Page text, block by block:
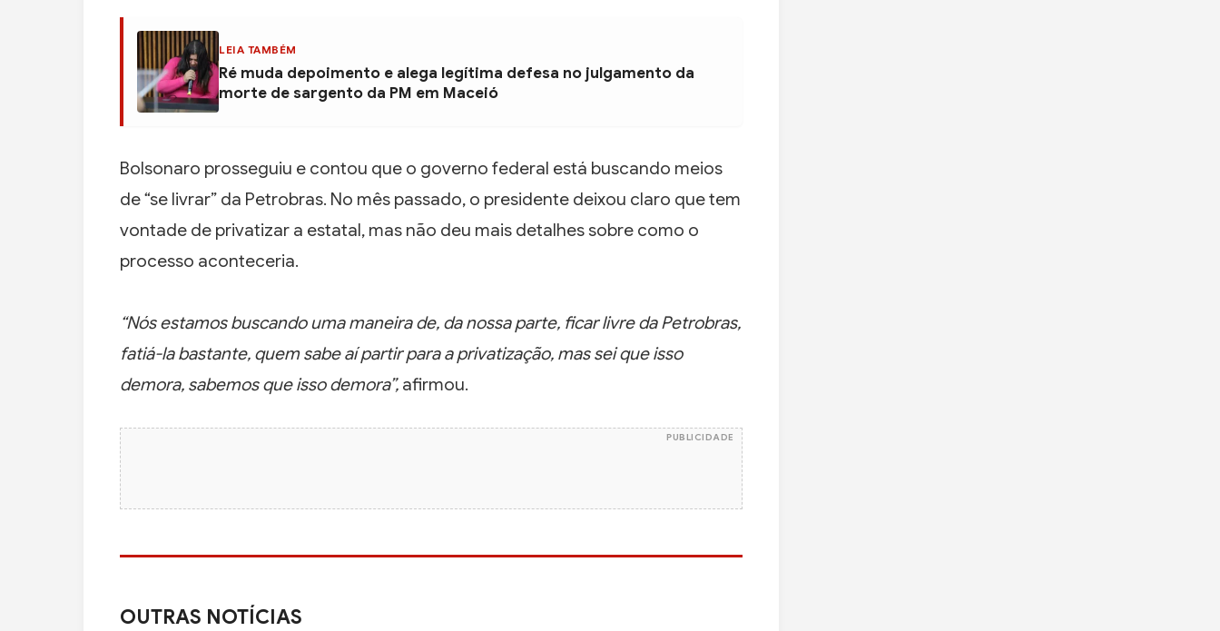
LEIA TAMBÉM
Ré muda depoimento e alega legítima defesa no julgamento da
morte de sargento da PM em Maceió
Bolsonaro prosseguiu e contou que o governo federal está buscando meios
de “se livrar” da Petrobras. No mês passado, o presidente deixou claro que tem
vontade de privatizar a estatal, mas não deu mais detalhes sobre como o
processo aconteceria.
“Nós estamos buscando uma maneira de, da nossa parte, ficar livre da Petrobras,
fatiá-la bastante, quem sabe aí partir para a privatização, mas sei que isso
demora, sabemos que isso demora”, afirmou.
PUBLICIDADE
OUTRAS NOTÍCIAS